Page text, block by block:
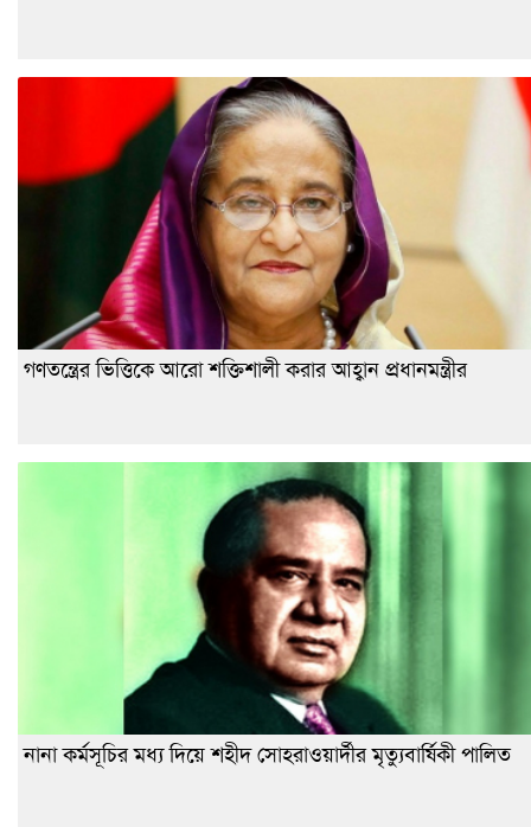
গণতন্ত্রের ভিত্তিকে আরো শক্তিশালী করার আহ্বান প্রধানমন্ত্রীর
নানা কর্মসূচির মধ্য দিয়ে শহীদ সোহরাওয়ার্দীর মৃত্যুবার্ষিকী পালিত